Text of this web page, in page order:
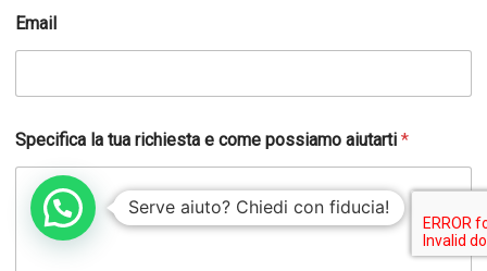
Email
Specifica la tua richiesta e come possiamo aiutarti*
Serve aiuto? Chiedi con fiducia!